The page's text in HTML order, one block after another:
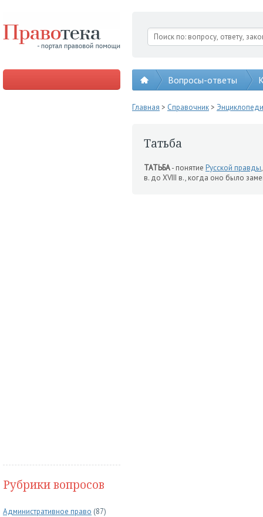
Вопросы-ответы
Рубрики вопросов
Административное право (87)
Главная > Справочник>
Татьба
ТАТЬБА- понятие Русской правды
в. до XVIII в., когда оно было